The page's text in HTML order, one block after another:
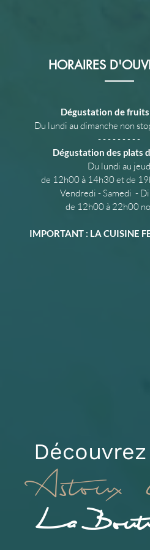
HORAIRES
Dégustation de
Du lundi au dimanche non
- - - - - - - - -
Dégustation des plats
Du lundi au
de 12h00 à 14h30et de
Vendredi - Samedi -
de 12h00 à 22h00
IMPORTANT : LA CUISINE
Découvrez
La